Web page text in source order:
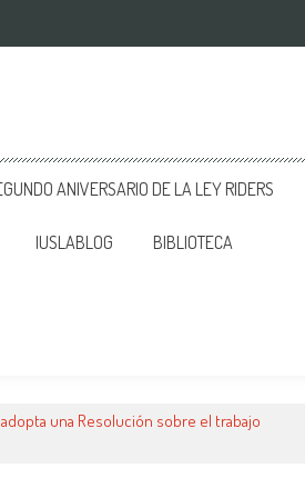
ANIVERSARIO DE LA LEY RIDERS
IUSLABLOG BIBLIOTECA
una Resolución sobre el trabajo